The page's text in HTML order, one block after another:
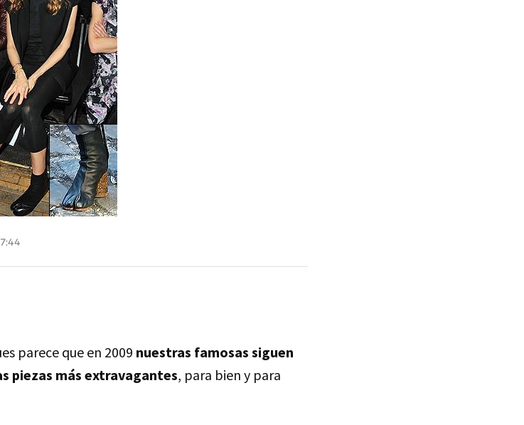
parece que en 2009 nuestras famosas siguen
piezas más extravagantes, para bien y para